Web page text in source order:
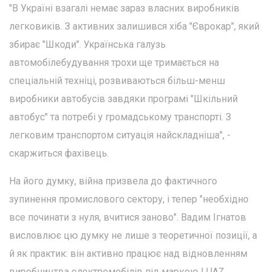
"В Україні взагалі немає зараз власних виробників
легковиків. З активних залишився хіба "Єврокар", який
збирає "Шкоди". Українська галузь
автомобілебудування трохи ще тримається на
спеціальній техніці, розвиваються більш-менш
виробники автобусів завдяки програмі "Шкільний
автобус" та потребі у громадському транспорті. З
легковим транспортом ситуація найскладніша", -
скаржиться фахівець.
На його думку, війна призвела до фактичного
зупинення промислового сектору, і тепер "необхідно
все починати з нуля, вчитися заново". Вадим Ігнатов
висловлює цю думку не лише з теоретичної позиції, а
й як практик: він активно працює над відновленням